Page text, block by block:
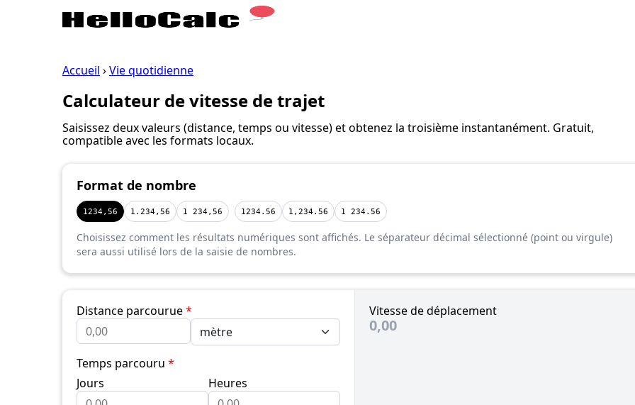
Accueil ›Vie quotidienne
Calculateur de vitesse de trajet
Saisissez deux valeurs (distance, temps ou vitesse) et obtenez la troisième instantanément. Gratuit,
compatible avec les formats locaux.
Format de nombre
1234,56 1.234,56 1 234,56 1234.56 1,234.56 1 234.56
Choisissez comment les résultats numériques sont affichés. Le séparateur décimal sélectionné (point ou virgule)
sera aussi utilisé lors de la saisie de nombres.
Distance parcourue*
Temps parcouru *
Jours
Heures
Vitesse de déplacement
0,00